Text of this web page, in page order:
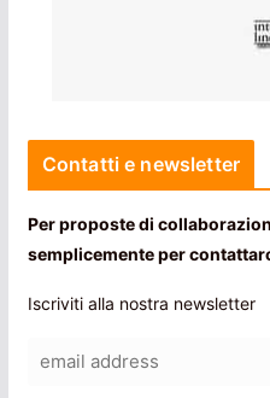
Contatti e newsletter
Per proposte di
semplicemente per
Iscriviti alla nostra newsletter